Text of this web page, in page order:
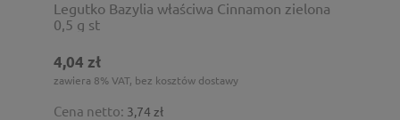
Legutko Bazylia właściwa Cinnamon zielona
0,5 g st
4,04 zł
zawiera 8% VAT, bez kosztów dostawy
Cena netto: 3,74 zł